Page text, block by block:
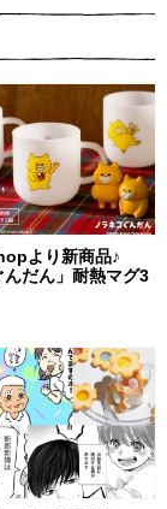
より新商品♪
んだん」耐熱マグ3